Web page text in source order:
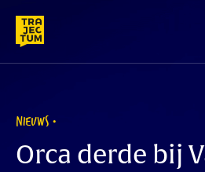
content
NIEUWS
Orca derde bij